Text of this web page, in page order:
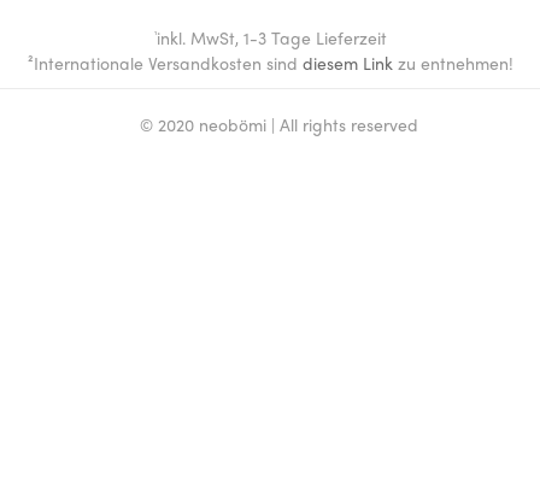
¹inkl. MwSt, 1-3 Tage Lieferzeit
²Internationale Versandkosten sind diesem Linkzu entnehmen!
© 2020 neobömi | All rights reserved